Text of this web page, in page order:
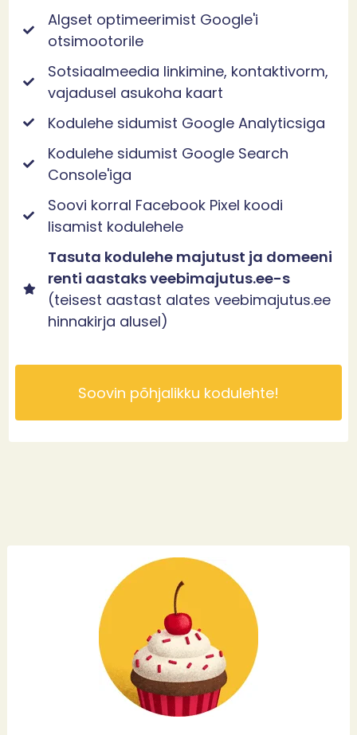
Algset optimeerimist Google'i
otsimootorile
Sotsiaalmeedia linkimine, kontaktivorm,
vajadusel asukoha kaart
Kodulehe sidumist Google Analyticsiga
Kodulehe sidumist Google Search
Console'iga​
Soovi korral Facebook Pixel koodi
lisamist kodulehele
Tasuta kodulehe majutust ja domeeni
renti aastaks veebimajutus.ee-s
(teisest aastast alates veebimajutus.ee
hinnakirja alusel)
Soovin põhjalikku kodulehte!